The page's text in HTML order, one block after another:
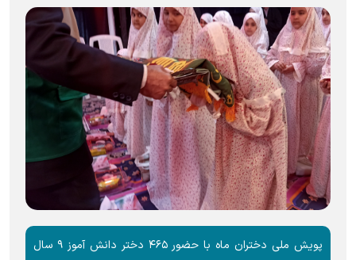
پویش ملی دختران ماه با حضور ۴۶۵ دختر دانش آموز ۹ سال